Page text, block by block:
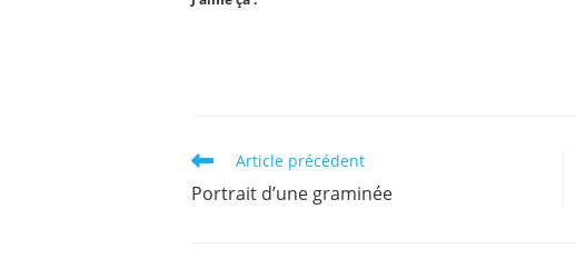
Read
articles
Article précédent
Portrait d’une graminée